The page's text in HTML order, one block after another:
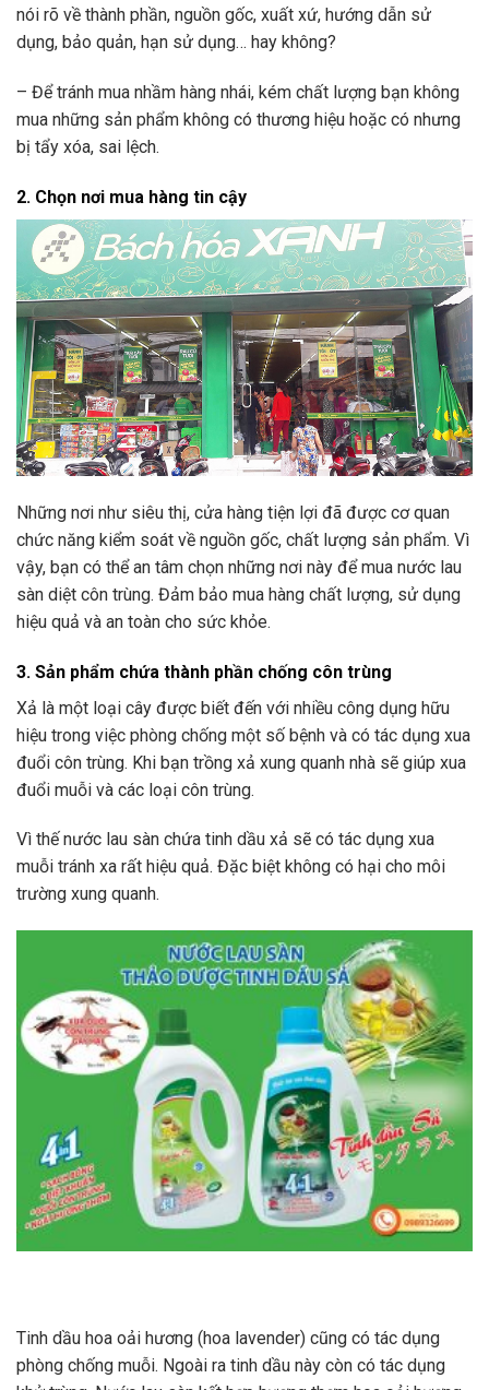
nói rõ về thành phần, nguồn gốc, xuất xứ, hướng dẫn sử
dụng, bảo quản, hạn sử dụng… hay không?
– Để tránh mua nhầm hàng nhái, kém chất lượng bạn không
mua những sản phẩm không có thương hiệu hoặc có nhưng
bị tẩy xóa, sai lệch.
2. Chọn nơi mua hàng tin cậy
Những nơi như siêu thị, cửa hàng tiện lợi đã được cơ quan
chức năng kiểm soát về nguồn gốc, chất lượng sản phẩm. Vì
vậy, bạn có thể an tâm chọn những nơi này để mua nước lau
sàn diệt côn trùng. Đảm bảo mua hàng chất lượng, sử dụng
hiệu quả và an toàn cho sức khỏe.
3. Sản phẩm chứa thành phần chống côn trùng
Xả là một loại cây được biết đến với nhiều công dụng hữu
hiệu trong việc phòng chống một số bệnh và có tác dụng xua
đuổi côn trùng. Khi bạn trồng xả xung quanh nhà sẽ giúp xua
đuổi muỗi và các loại côn trùng.
Vì thế nước lau sàn chứa tinh dầu xả sẽ có tác dụng xua
muỗi tránh xa rất hiệu quả. Đặc biệt không có hại cho môi
trường xung quanh.
Tinh dầu hoa oải hương (hoa lavender) cũng có tác dụng
phòng chống muỗi. Ngoài ra tinh dầu này còn có tác dụng